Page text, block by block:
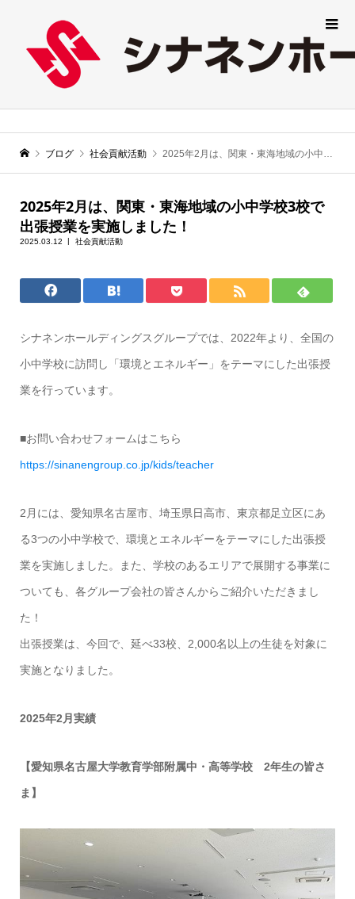
ブログ 社会貢献活動 2025年2月は、関東・東海地域の小中学校3校で出張授業を実施しました！
2025年2月は、関東・東海地域の小中学校3校で
出張授業を実施しました！
2025.03.12 社会貢献活動
シナネンホールディングスグループでは、2022年より、全国の
小中学校に訪問し「環境とエネルギー」をテーマにした出張授
業を行っています。
■お問い合わせフォームはこちら
https://sinanengroup.co.jp/kids/teacher
2月には、愛知県名古屋市、埼玉県日高市、東京都足立区にあ
る3つの小中学校で、環境とエネルギーをテーマにした出張授
業を実施しました。また、学校のあるエリアで展開する事業に
ついても、各グループ会社の皆さんからご紹介いただきまし
た！
出張授業は、今回で、延べ33校、2,000名以上の生徒を対象に
実施となりました。
2025年2月実績
【愛知県名古屋大学教育学部附属中・高等学校 2年生の皆さ
ま】